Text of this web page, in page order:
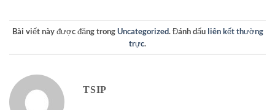
Bài viết này được đăng trongUncategorized. Đánh dấu liên kết thường
trực.
TSIP